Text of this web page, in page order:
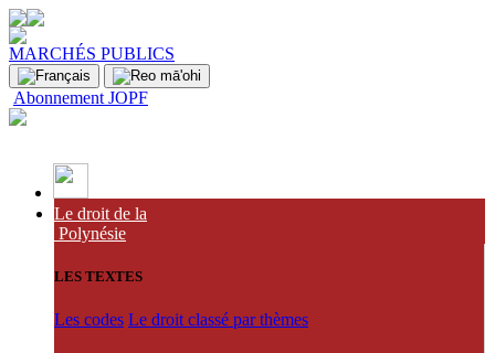
MARCHÉS PUBLICS
Abonnement JOPF
Le droit de la
Polynésie
LES TEXTES
Les codes Le droit classé par thèmes